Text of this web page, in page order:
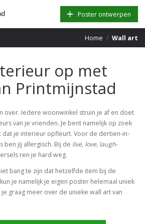
Poster ontwerpen
Home / Wall art
op met
Printmijnstad
over. Iedere woonwinkel struin je af en doet
van je vrienden. Je bent namelijk op zoek
dat je interieur opfleurt. Voor de dertien-in-
ben jij allergisch. Bij de live, love, laugh-
ren je hard weg.
bang te zijn dat hetzelfde item bij de
je namelijk je eigen poster helemaal uniek
graag meer over de unieke wall art van